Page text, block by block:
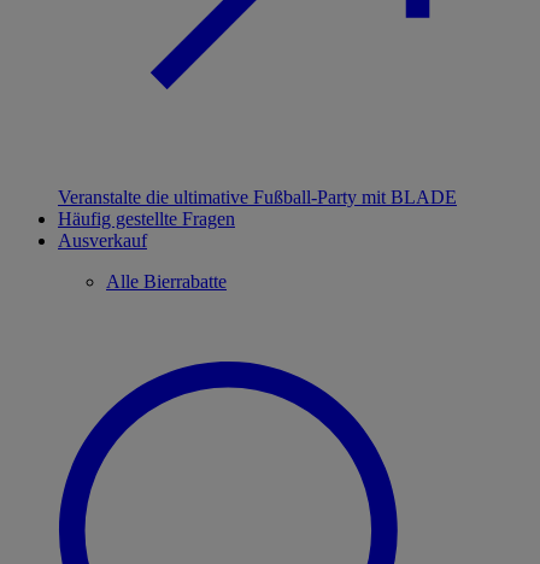
Veranstalte die ultimative Fußball-Party mit BLADE
Häufig gestellte Fragen
Ausverkauf
Alle Bierrabatte